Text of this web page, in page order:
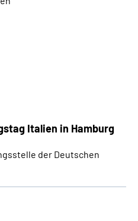
Italien in Hamburg
der Deutschen